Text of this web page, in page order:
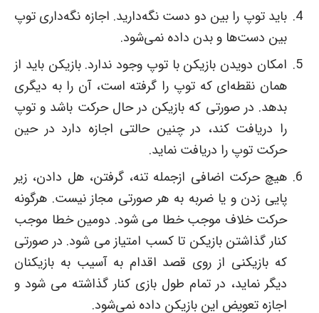
باید توپ را بین دو دست نگه‌دارید. اجازه نگه‌داری توپ
بین دست‌ها و بدن داده نمی‌شود.
امکان دویدن بازیکن با توپ وجود ندارد. بازیکن باید از
همان نقطه‌ای که توپ را گرفته است، آن را به دیگری
بدهد. در صورتی که بازیکن در حال حرکت باشد و توپ
را دریافت کند، در چنین حالتی اجازه دارد در حین
حرکت توپ را دریافت نماید.
هیچ حرکت اضافی ازجمله تنه، گرفتن، هل دادن، زیر
پایی زدن و یا ضربه به هر صورتی مجاز نیست. هرگونه
حرکت خلاف موجب خطا می شود. دومین خطا موجب
کنار گذاشتن بازیکن تا کسب امتیاز می شود. در صورتی
که بازیکنی از روی قصد اقدام به آسیب به بازیکنان
دیگر نماید، در تمام طول بازی کنار گذاشته می شود و
اجازه تعویض این بازیکن داده نمی‌شود.